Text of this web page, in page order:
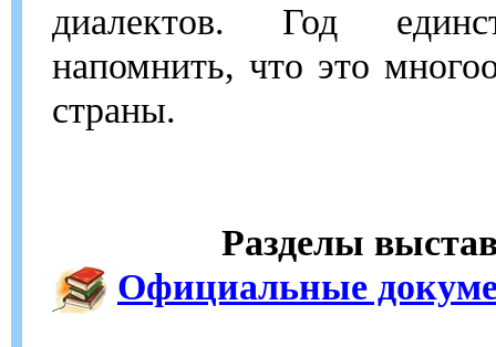
диалектов. Год
напомнить, что это
страны.
Разделы
Официальные